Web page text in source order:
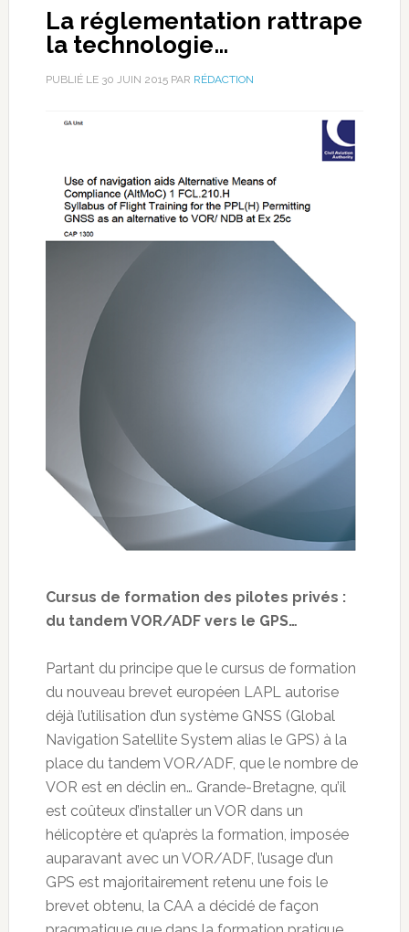
La réglementation rattrape
la technologie…
PUBLIÉ LE 30 JUIN 2015PAR RÉDACTION
Cursus de formation des pilotes privés :
du tandem VOR/ADF vers le GPS…
Partant du principe que le cursus de formation
du nouveau brevet européen LAPL autorise
déjà l’utilisation d’un système GNSS (Global
Navigation Satellite System alias le GPS) à la
place du tandem VOR/ADF, que le nombre de
VOR est en déclin en… Grande-Bretagne, qu’il
est coûteux d’installer un VOR dans un
hélicoptère et qu’après la formation, imposée
auparavant avec un VOR/ADF, l’usage d’un
GPS est majoritairement retenu une fois le
brevet obtenu, la CAA a décidé de façon